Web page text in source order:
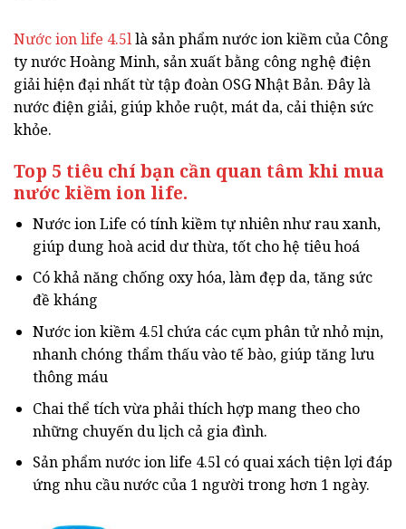
Nước ion life 4.5llà sản phẩm nước ion kiềm của Công
ty nước Hoàng Minh, sản xuất bằng công nghệ điện
giải hiện đại nhất từ tập đoàn OSG Nhật Bản. Đây là
nước điện giải, giúp khỏe ruột, mát da, cải thiện sức
khỏe.
Top 5 tiêu chí bạn cần quan tâm khi mua
nước kiềm ion life.
Nước ion Life có tính kiềm tự nhiên như rau xanh,
giúp dung hoà acid dư thừa, tốt cho hệ tiêu hoá
Có khả năng chống oxy hóa, làm đẹp da, tăng sức
đề kháng
Nước ion kiềm 4.5l chứa các cụm phân tử nhỏ mịn,
nhanh chóng thẩm thấu vào tế bào, giúp tăng lưu
thông máu
Chai thể tích vừa phải thích hợp mang theo cho
những chuyến du lịch cả gia đình.
Sản phẩm nước ion life 4.5l có quai xách tiện lợi đáp
ứng nhu cầu nước của 1 người trong hơn 1 ngày.